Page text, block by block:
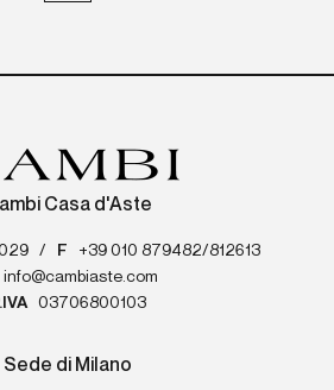
Casa d'Aste
/ F
+39 010 879482/812613
info@cambiaste.com
03706800103
Sede di Milano